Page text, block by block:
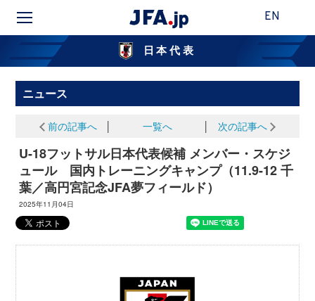
EN
日本代表
ニュース
前の記事へ 一覧へ 次の記事へ
U-18フットサル日本代表候補 メンバー・スケジ
ュール 国内トレーニングキャンプ（11.9-12 千
葉／高円宮記念JFA夢フィールド）
2025年11月04日